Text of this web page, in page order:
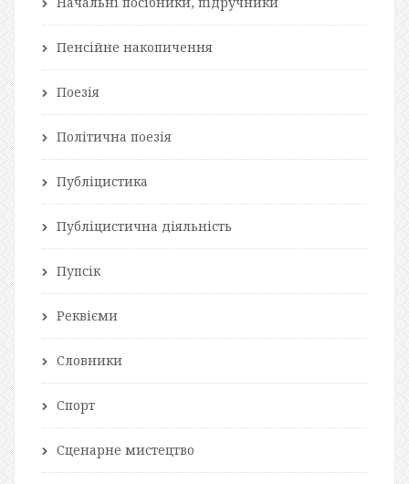
Пенсійне накопичення
Поезія
Політична поезія
Публіцистика
Публіцистична діяльність
Пупсік
Реквієми
Словники
Спорт
Сценарне мистецтво